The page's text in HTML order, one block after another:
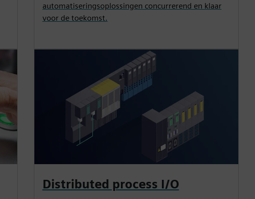
automatiseringsoplossingen concurrerend en klaar
voor de toekomst.
Distributed process I/O